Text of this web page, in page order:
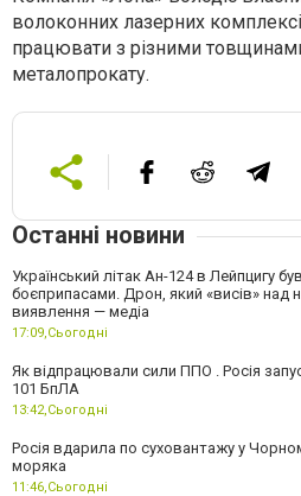
волоконних лазерних
працювати з різними
металопрокату.
Останні новини
Український літак Ан-124 в Лейпцигу
боєприпасами. Дрон, який «висів»
виявлення — медіа
17:09,Сьогодні
Як відпрацювали сили ППО . Росія
101 БпЛА
13:42,Сьогодні
Росія вдарила по суховантажу у
моряка
11:46,Сьогодні